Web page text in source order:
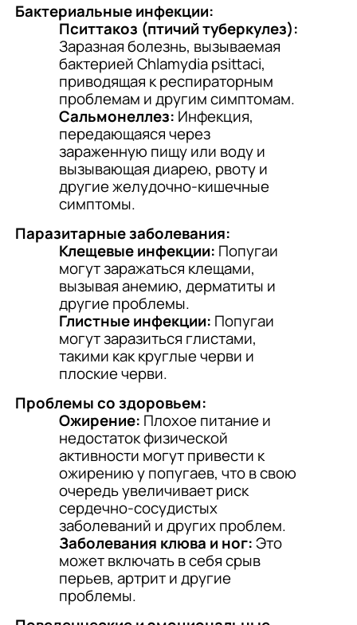
Бактериальные инфекции:
Пситтакоз (птичий туберкулез):
Заразная болезнь, вызываемая
бактерией Chlamydia psittaci,
приводящая к респираторным
проблемам и другим симптомам.
Сальмонеллез: Инфекция,
передающаяся через
зараженную пищу или воду и
вызывающая диарею, рвоту и
другие желудочно-кишечные
симптомы.
Паразитарные заболевания:
Клещевые инфекции: Попугаи
могут заражаться клещами,
вызывая анемию, дерматиты и
другие проблемы.
Глистные инфекции: Попугаи
могут заразиться глистами,
такими как круглые черви и
плоские черви.
Проблемы со здоровьем:
Ожирение: Плохое питание и
недостаток физической
активности могут привести к
ожирению у попугаев, что в свою
очередь увеличивает риск
сердечно-сосудистых
заболеваний и других проблем.
Заболевания клюва и ног:Это
может включать в себя срыв
перьев, артрит и другие
проблемы.